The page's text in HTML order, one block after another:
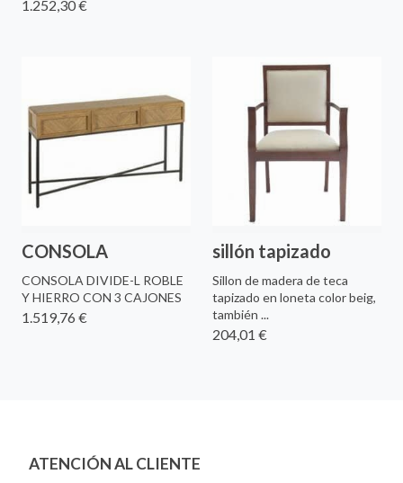
1.252,30 €
CONSOLA
CONSOLA DIVIDE-L ROBLE
Y HIERRO CON 3 CAJONES
1.519,76 €
sillón tapizado
Sillon de madera de teca
tapizado en loneta color beig,
también ...
204,01 €
ATENCIÓN AL CLIENTE